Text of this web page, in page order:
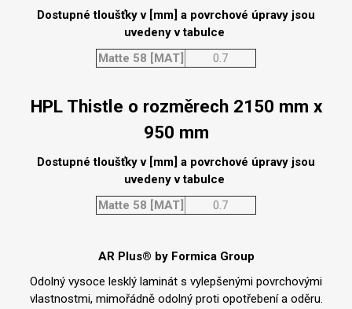
Dostupné tloušťky v [mm] a povrchové úpravy jsou
uvedeny v tabulce
Matte 58 [MAT]
0.7
HPL Thistle o rozměrech 2150 mm x
950 mm
Dostupné tloušťky v [mm] a povrchové úpravy jsou
uvedeny v tabulce
Matte 58 [MAT]
0.7
AR Plus® by Formica Group
Odolný vysoce lesklý laminát s vylepšenými povrchovými
vlastnostmi, mimořádně odolný proti opotřebení a oděru.